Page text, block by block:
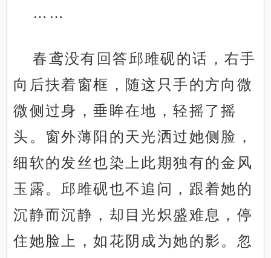
……
春鸢没有回答邱雎砚的话，右手
向后扶着窗框，随这只手的方向微
微侧过身，垂眸在地，轻摇了摇
头。窗外薄阳的天光洒过她侧脸，
细软的发丝也染上此期独有的金风
玉露。邱雎砚也不追问，跟着她的
沉静而沉静，却目光炽盛难息，停
住她脸上，如花阴成为她的影。忽